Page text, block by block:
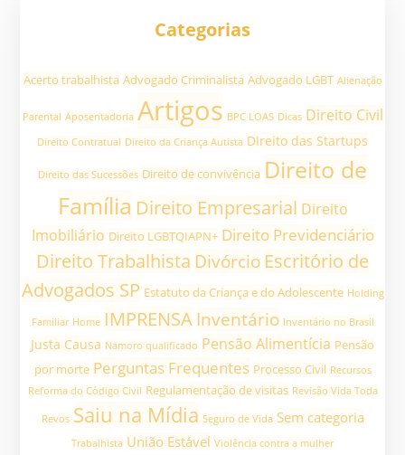
Categorias
Acerto trabalhista Advogado Criminalista Advogado LGBT Alienação
Parental Aposentadoria Artigos BPC LOAS Dicas Direito Civil
Direito Contratual Direito da Criança Autista DIreito das Startups
Direito das Sucessões Direito de convivência Direito de
Família Direito Empresarial Direito
Imobiliário Direito LGBTQIAPN+ Direito Previdenciário
Direito Trabalhista Divórcio Escritório de
Advogados SP Estatuto da Criança e do Adolescente Holding
Familiar Home IMPRENSA Inventário Inventário no Brasil
Justa Causa Namoro qualificado Pensão Alimentícia Pensão
por morte Perguntas Frequentes Processo Civil Recursos
Reforma do Código Civil Regulamentação de visitas Revisão Vida Toda
Revos Saiu na Mídia Seguro de Vida Sem categoria
Trabalhista União Estável Violência contra a mulher